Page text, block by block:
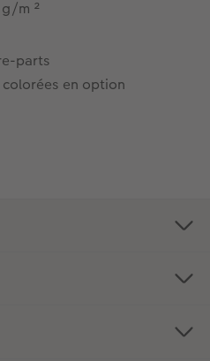
m ²
parts
en option